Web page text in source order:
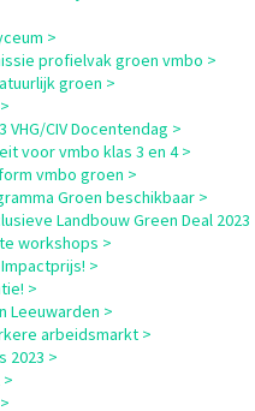
>
profielvak groen vmbo >
groen >
CIV Docentendag >
voor vmbo klas 3 en 4 >
vmbo groen >
Groen beschikbaar >
Landbouw Green Deal 2023
workshops >
>
>
Leeuwarden >
arbeidsmarkt >
2023 >